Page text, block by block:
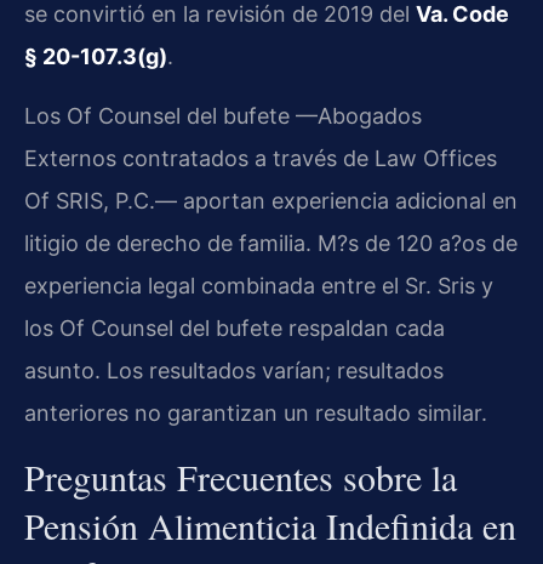
se convirtió en la revisión de 2019 del Va. Code
§ 20-107.3(g).
Los Of Counsel del bufete —Abogados
Externos contratados a través de Law Offices
Of SRIS, P.C.— aportan experiencia adicional en
litigio de derecho de familia. M?s de 120 a?os de
experiencia legal combinada entre el Sr. Sris y
los Of Counsel del bufete respaldan cada
asunto. Los resultados varían; resultados
anteriores no garantizan un resultado similar.
Preguntas Frecuentes sobre la
Pensión Alimenticia Indefinida en